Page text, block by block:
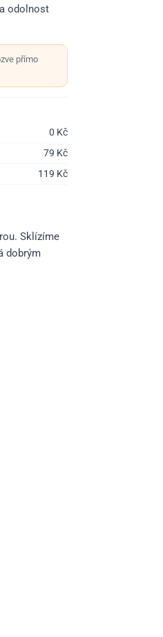
odolnost
přímo
0 Kč
79 Kč
119 Kč
Sklízíme
dobrým